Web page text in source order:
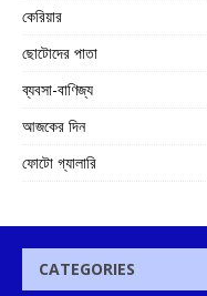
কেরিয়ার
ছোটোদের পাতা
ব্যবসা-বাণিজ্য
আজকের দিন
ফোটো গ্যালারি
CATEGORIES